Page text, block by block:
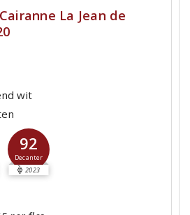
La Jean de
wit
92
Decanter
2023